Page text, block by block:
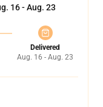
16 - Aug. 23
Delivered
Aug. 16 - Aug. 23